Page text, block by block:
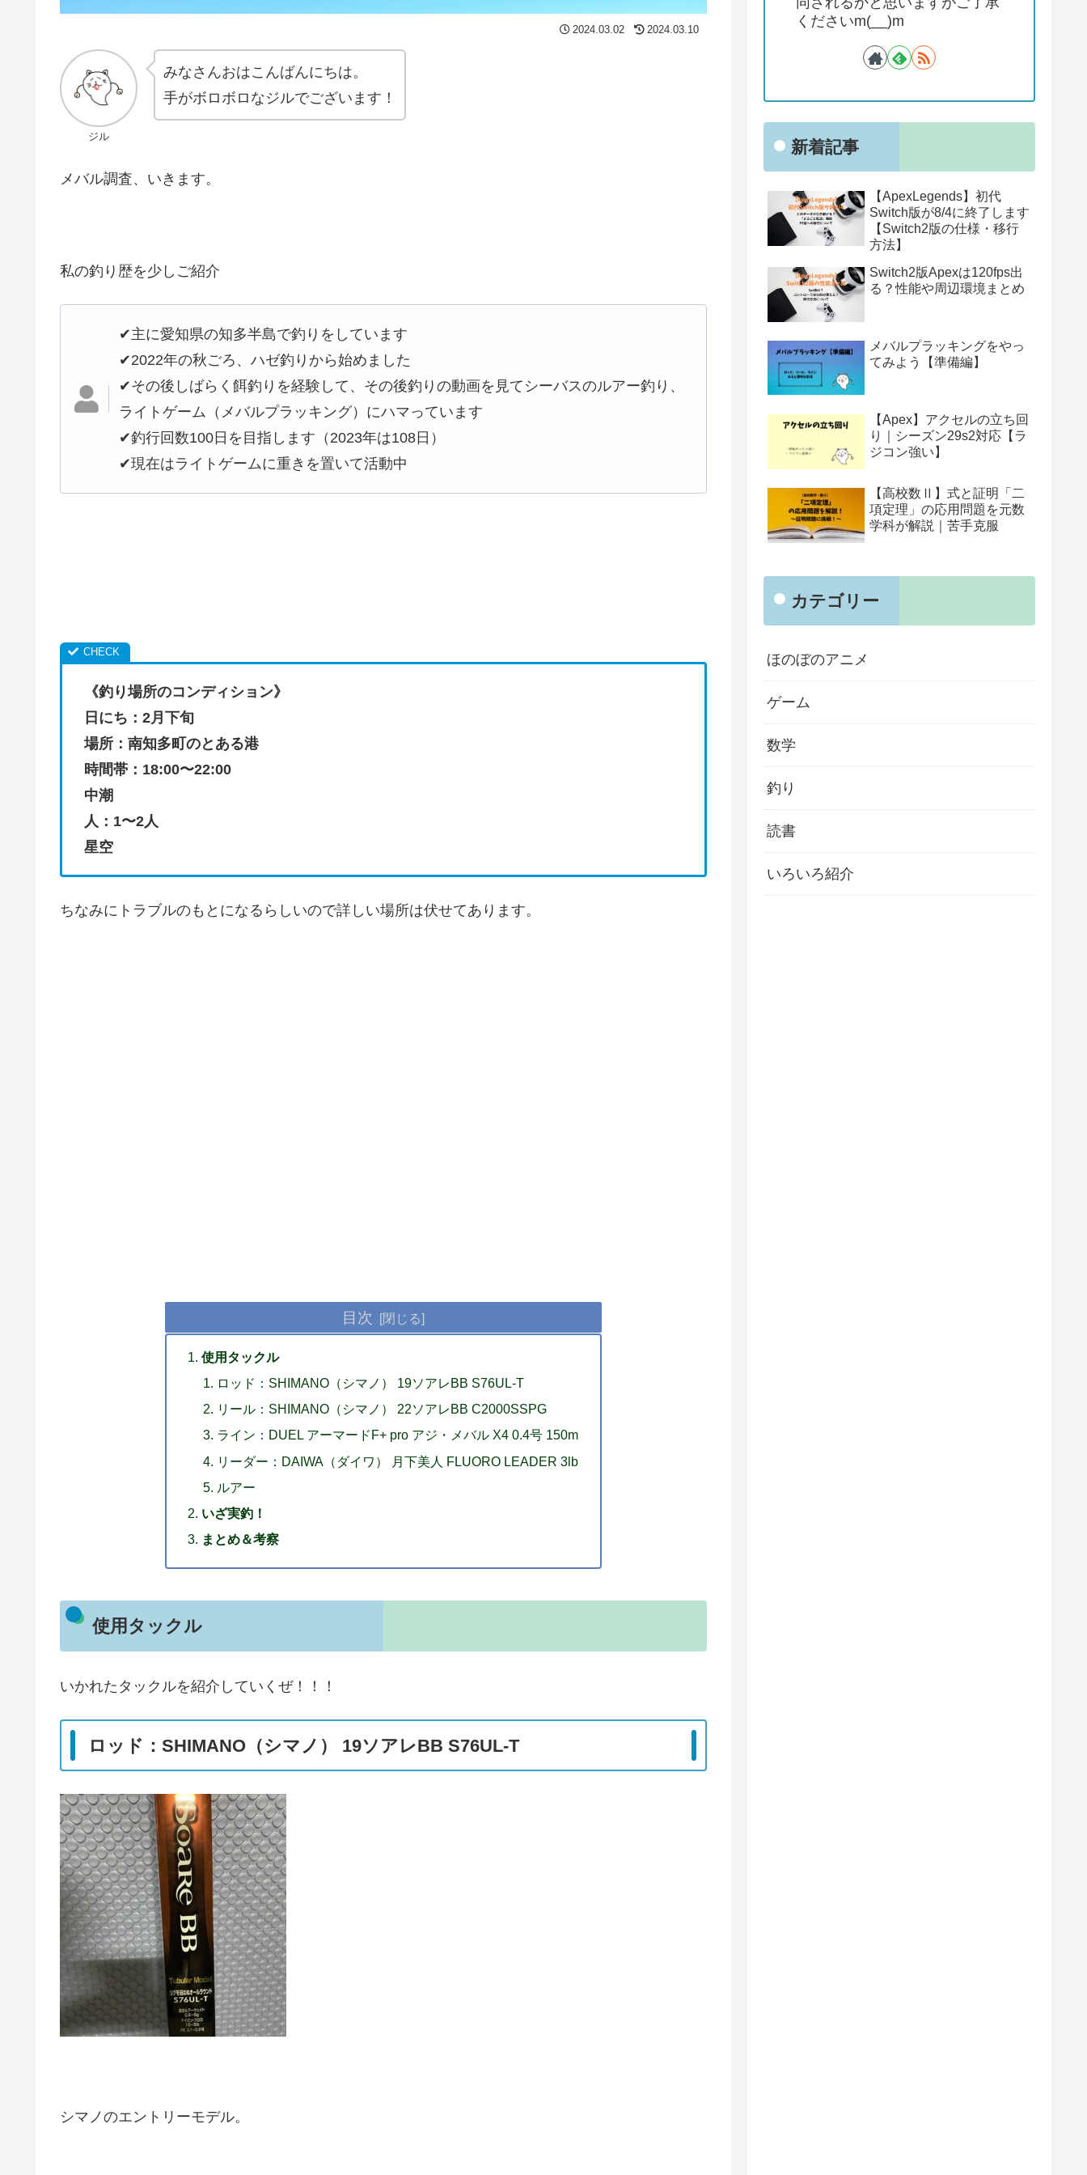
2024.03.02 2024.03.10
ジル
みなさんおはこんばんにちは。
手がボロボロなジルでございます！
メバル調査、いきます。
私の釣り歴を少しご紹介
✔︎主に愛知県の知多半島で釣りをしています
✔︎2022年の秋ごろ、ハゼ釣りから始めました
✔︎その後しばらく餌釣りを経験して、その後釣りの動画を見てシーバスのルアー釣り、
ライトゲーム（メバルプラッキング）にハマっています
✔︎釣行回数100日を目指します（2023年は108日）
✔︎現在はライトゲームに重きを置いて活動中
《釣り場所のコンディション》
日にち：2月下旬
場所：南知多町のとある港
時間帯：18:00〜22:00
中潮
人：1〜2人
星空
ちなみにトラブルのもとになるらしいので詳しい場所は伏せてあります。
目次
使用タックル
ロッド：SHIMANO（シマノ） 19ソアレBB S76UL-T
リール：SHIMANO（シマノ） 22ソアレBB C2000SSPG
ライン：DUEL アーマードF+ pro アジ・メバル X4 0.4号 150m
リーダー：DAIWA（ダイワ） 月下美人 FLUORO LEADER 3lb
ルアー
いざ実釣！
まとめ＆考察
使用タックル
いかれたタックルを紹介していくぜ！！！
ロッド：SHIMANO（シマノ） 19ソアレBB S76UL-T
シマノのエントリーモデル。
くださいm(__)m
新着記事
【ApexLegends】初代
Switch版が8/4に終了します
【Switch2版の仕様・移行
方法】
Switch2版Apexは120fps出
る？性能や周辺環境まとめ
メバルプラッキングをやっ
てみよう【準備編】
【Apex】アクセルの立ち回
り｜シーズン29s2対応【ラ
ジコン強い】
【高校数Ⅱ】式と証明「二
項定理」の応用問題を元数
学科が解説｜苦手克服
カテゴリー
ほのぼのアニメ
ゲーム
数学
釣り
読書
いろいろ紹介